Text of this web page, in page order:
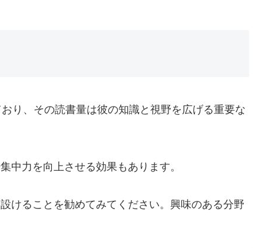
り、その読書量は彼の知識と視野を広げる重要な
中力を向上させる効果もあります。
けることを勧めてみてください。興味のある分野